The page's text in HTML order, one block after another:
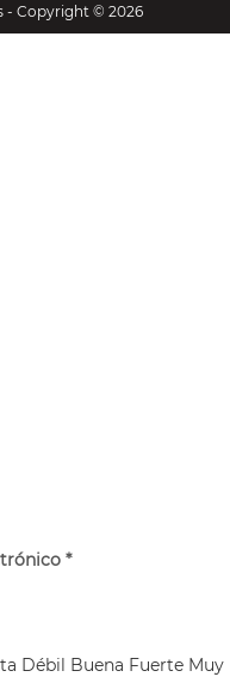
- Copyright © 2026
*
Débil Buena Fuerte Muy